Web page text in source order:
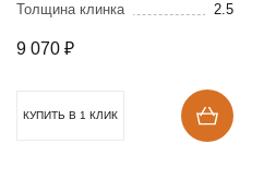
Толщина клинка
2.5
9 070 ₽
КУПИТЬ В 1 КЛИК